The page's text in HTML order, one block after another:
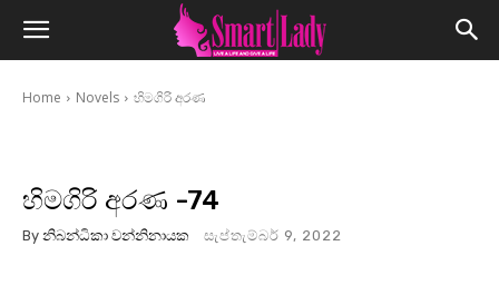
Home Novels හිමගිරි අරණ
හිමගිරි අරණ -74
By නිබන්ධිකා වන්නිනායක සැප්තැම්බර් 9, 2022